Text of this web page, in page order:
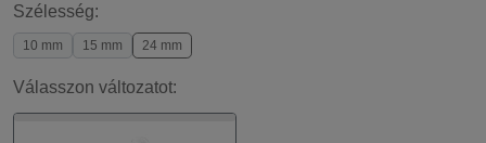
Szélesség:
10 mm 15 mm 24 mm
Válasszon változatot: